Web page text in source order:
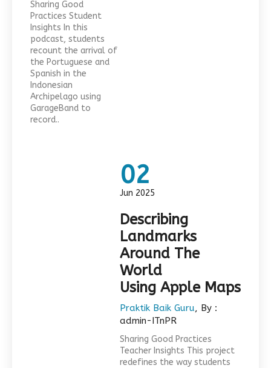
Sharing Good
Practices Student
Insights In this
podcast, students
recount the arrival of
the Portuguese and
Spanish in the
Indonesian
Archipelago using
GarageBand to
record..
02
Jun 2025
Describing
Landmarks
Around The
World
Using Apple Maps
Praktik Baik Guru, By :
admin-ITnPR
Sharing Good Practices
Teacher Insights This project
redefines the way students